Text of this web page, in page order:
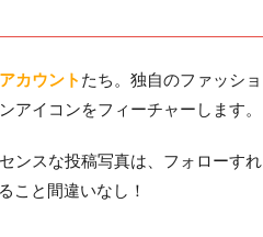
カウント たち。独自のファッショ
イコンをフィーチャーします。
ンスな投稿写真は、フォローすれ
こと間違いなし！